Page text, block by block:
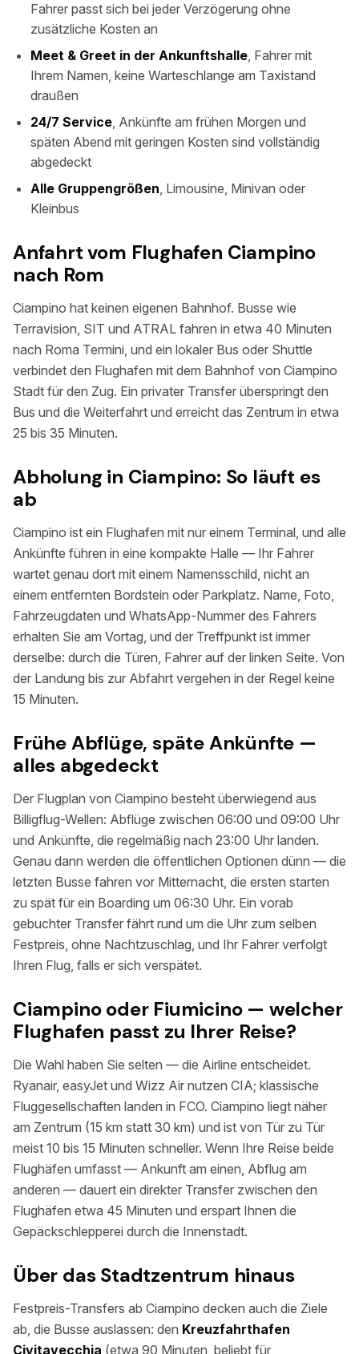
Fahrer passt sich bei jeder Verzögerung ohne
zusätzliche Kosten an
Meet & Greet in der Ankunftshalle, Fahrer mit
Ihrem Namen, keine Warteschlange am Taxistand
draußen
24/7 Service, Ankünfte am frühen Morgen und
späten Abend mit geringen Kosten sind vollständig
abgedeckt
Alle Gruppengrößen, Limousine, Minivan oder
Kleinbus
Anfahrt vom Flughafen Ciampino
nach Rom
Ciampino hat keinen eigenen Bahnhof. Busse wie
Terravision, SIT und ATRAL fahren in etwa 40 Minuten
nach Roma Termini, und ein lokaler Bus oder Shuttle
verbindet den Flughafen mit dem Bahnhof von Ciampino
Stadt für den Zug. Ein privater Transfer überspringt den
Bus und die Weiterfahrt und erreicht das Zentrum in etwa
25 bis 35 Minuten.
Abholung in Ciampino: So läuft es
ab
Ciampino ist ein Flughafen mit nur einem Terminal, und alle
Ankünfte führen in eine kompakte Halle — Ihr Fahrer
wartet genau dort mit einem Namensschild, nicht an
einem entfernten Bordstein oder Parkplatz. Name, Foto,
Fahrzeugdaten und WhatsApp-Nummer des Fahrers
erhalten Sie am Vortag, und der Treffpunkt ist immer
derselbe: durch die Türen, Fahrer auf der linken Seite. Von
der Landung bis zur Abfahrt vergehen in der Regel keine
15 Minuten.
Frühe Abflüge, späte Ankünfte —
alles abgedeckt
Der Flugplan von Ciampino besteht überwiegend aus
Billigflug-Wellen: Abflüge zwischen 06:00 und 09:00 Uhr
und Ankünfte, die regelmäßig nach 23:00 Uhr landen.
Genau dann werden die öffentlichen Optionen dünn — die
letzten Busse fahren vor Mitternacht, die ersten starten
zu spät für ein Boarding um 06:30 Uhr. Ein vorab
gebuchter Transfer fährt rund um die Uhr zum selben
Festpreis, ohne Nachtzuschlag, und Ihr Fahrer verfolgt
Ihren Flug, falls er sich verspätet.
Ciampino oder Fiumicino — welcher
Flughafen passt zu Ihrer Reise?
Die Wahl haben Sie selten — die Airline entscheidet.
Ryanair, easyJet und Wizz Air nutzen CIA; klassische
Fluggesellschaften landen in FCO. Ciampino liegt näher
am Zentrum (15 km statt 30 km) und ist von Tür zu Tür
meist 10 bis 15 Minuten schneller. Wenn Ihre Reise beide
Flughäfen umfasst — Ankunft am einen, Abflug am
anderen — dauert ein direkter Transfer zwischen den
Flughäfen etwa 45 Minuten und erspart Ihnen die
Gepäckschlepperei durch die Innenstadt.
Über das Stadtzentrum hinaus
Festpreis-Transfers ab Ciampino decken auch die Ziele
ab, die Busse auslassen: den Kreuzfahrthafen
Civitavecchia (etwa 90 Minuten, beliebt für